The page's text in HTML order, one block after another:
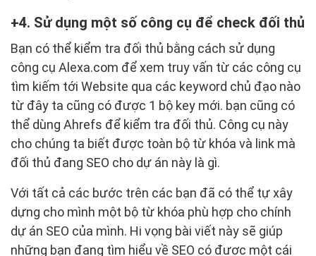
4. Sử dụng một số công cụ để check đối thủ
Bạn có thể kiểm tra đối thủ bằng cách sử dụng
công cụ Alexa.com để xem truy vấn từ các công cụ
tìm kiếm tới Website qua các keyword chủ đạo nào
từ đây ta cũng có được 1 bộ key mới. bạn cũng có
thể dùng Ahrefs để kiểm tra đối thủ. Công cụ này
cho chúng ta biết được toàn bộ từ khóa và link mà
đối thủ đang SEO cho dự án này là gì.
Với tất cả các bước trên các bạn đã có thể tự xây
dựng cho mình một bộ từ khóa phù hợp cho chính
dự án SEO của mình. Hi vọng bài viết này sẽ giúp
những bạn đang tìm hiểu về SEO có được một cái